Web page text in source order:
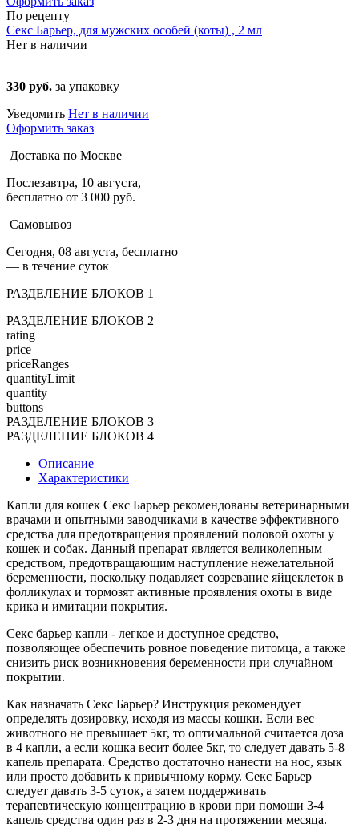
По рецепту
Секс Барьер, для мужских особей (коты) , 2 мл
Нет в наличии
330 руб. за упаковку
Уведомить Нет в наличии
Оформить заказ
Доставка по Москве
Послезавтра, 10 августа,
бесплатно от 3 000 руб.
Самовывоз
Сегодня, 08 августа, бесплатно
— в течение суток
РАЗДЕЛЕНИЕ БЛОКОВ 1
РАЗДЕЛЕНИЕ БЛОКОВ 2
rating
price
priceRanges
quantityLimit
quantity
buttons
РАЗДЕЛЕНИЕ БЛОКОВ 3
РАЗДЕЛЕНИЕ БЛОКОВ 4
Описание
Характеристики
Капли для кошек Секс Барьер рекомендованы ветеринарными
врачами и опытными заводчиками в качестве эффективного
средства для предотвращения проявлений половой охоты у
кошек и собак. Данный препарат является великолепным
средством, предотвращающим наступление нежелательной
беременности, поскольку подавляет созревание яйцеклеток в
фолликулах и тормозят активные проявления охоты в виде
крика и имитации покрытия.
Секс барьер капли - легкое и доступное средство,
позволяющее обеспечить ровное поведение питомца, а также
снизить риск возникновения беременности при случайном
покрытии.
Как назначать Секс Барьер? Инструкция рекомендует
определять дозировку, исходя из массы кошки. Если вес
животного не превышает 5кг, то оптимальной считается доза
в 4 капли, а если кошка весит более 5кг, то следует давать 5-8
капель препарата. Средство достаточно нанести на нос, язык
или просто добавить к привычному корму. Секс Барьер
следует давать 3-5 суток, а затем поддерживать
терапевтическую концентрацию в крови при помощи 3-4
капель средства один раз в 2-3 дня на протяжении месяца.